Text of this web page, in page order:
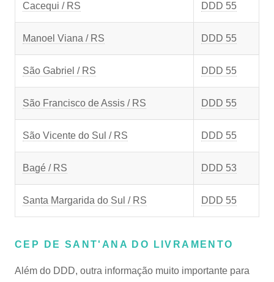
Cacequi / RS DDD 55
Manoel Viana / RS DDD 55
São Gabriel / RS DDD 55
São Francisco de Assis / RS DDD 55
São Vicente do Sul / RS DDD 55
Bagé / RS DDD 53
Santa Margarida do Sul / RS DDD 55
CEP DE SANT'ANA DO LIVRAMENTO
Além do DDD, outra informação muito importante para